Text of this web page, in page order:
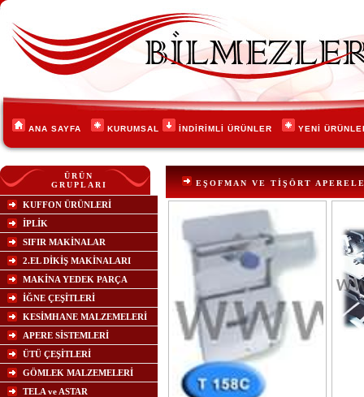
ANA SAYFA KURUMSAL İNDİRİMLİ ÜRÜNLER YENİ
ÜRÜN
GRUPLARI
KUFFON ÜRÜNLERİ
İPLİK
SIFIR MAKİNALAR
2.EL DİKİŞ MAKİNALARI
MAKİNA YEDEK PARÇA
İĞNE ÇEŞİTLERİ
KESİMHANE MALZEMELERİ
APERE SİSTEMLERİ
ÜTÜ ÇEŞİTLERİ
GÖMLEK MALZEMELERİ
TELA ve ASTAR
EŞOFMAN VE TİŞÖRT